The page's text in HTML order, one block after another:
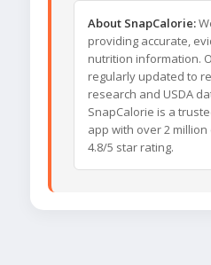
About SnapCalorie:
providing accurate,
nutrition information.
regularly updated to
research and USDA
SnapCalorie is a
app with over 2
4.8/5 star rating.